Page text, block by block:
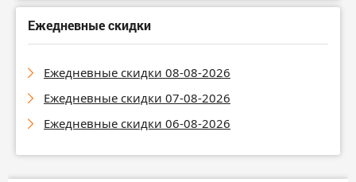
Ежедневные скидки
Ежедневные скидки 08-08-2026
Ежедневные скидки 07-08-2026
Ежедневные скидки 06-08-2026